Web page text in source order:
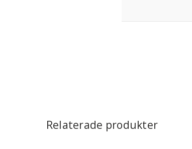
Relaterade produkter